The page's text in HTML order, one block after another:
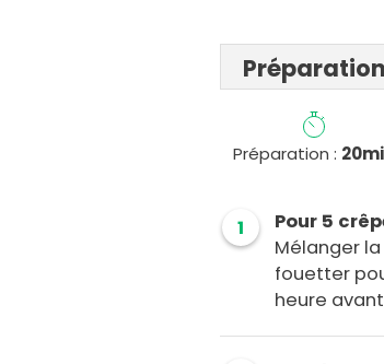
Préparation
Préparation :
1
Pour 5
Mélanger
fouetter
heure